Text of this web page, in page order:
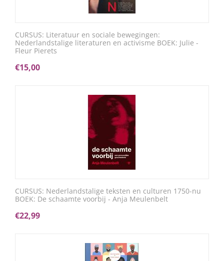
CURSUS: Literatuur en sociale bewegingen:
Nederlandstalige literaturen en activisme BOEK: Julie -
Fleur Pierets
€15,00
CURSUS: Nederlandstalige teksten en culturen 1750-nu
BOEK: De schaamte voorbij - Anja Meulenbelt
€22,99